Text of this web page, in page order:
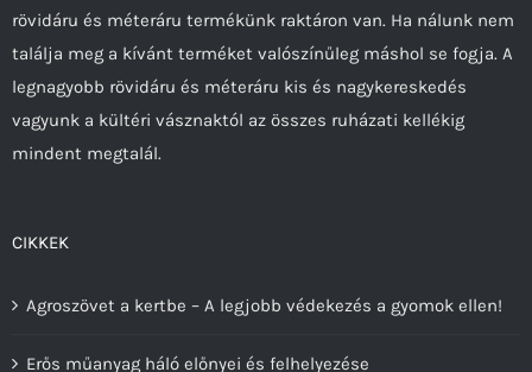
termékoldalon
választhatók
ki
rövidáru és méteráru termékünk raktáron van. Ha nálunk nem
találja meg a kívánt terméket valószínűleg máshol se fogja. A
legnagyobb rövidáru és méteráru kis és nagykereskedés
vagyunk a kültéri vásznaktól az összes ruházati kellékig
mindent megtalál.
CIKKEK
Agroszövet a kertbe – A legjobb védekezés a gyomok ellen!
Erős műanyag háló előnyei és felhelyezése